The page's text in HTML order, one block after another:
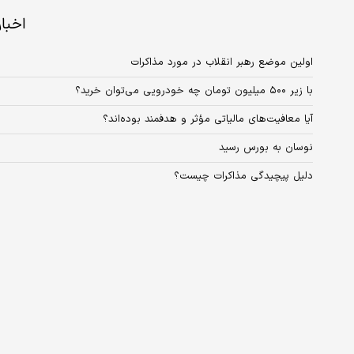
اولین موضع رهبر انقلاب در مورد مذاکرات
با زیر ۵۰۰ میلیون تومان چه خودرویی می‌توان خرید؟
آیا معافیت‌های مالیاتی مؤثر و هدفمند بوده‌اند؟
نوسان به بورس رسید
دلیل پیچیدگی مذاکرات چیست؟